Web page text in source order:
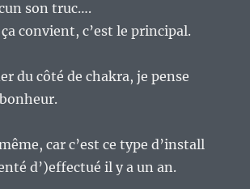
son truc….
convient, c’est le principal.
du côté de chakra, je pense
car c’est ce type d’install
d’)effectué il y a un an.